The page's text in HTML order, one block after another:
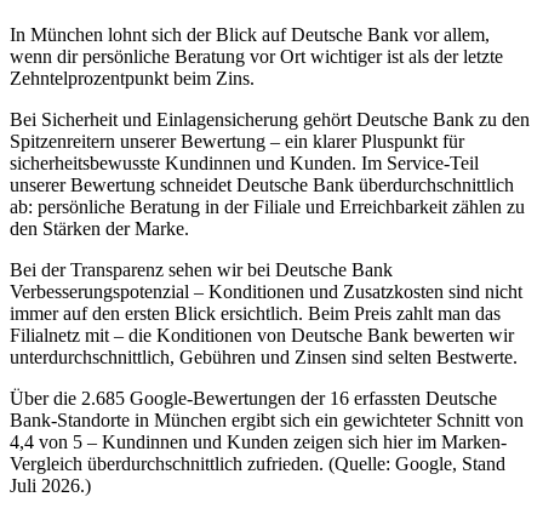
In München lohnt sich der Blick auf Deutsche Bank vor allem,
wenn dir persönliche Beratung vor Ort wichtiger ist als der letzte
Zehntelprozentpunkt beim Zins.
Bei Sicherheit und Einlagensicherung gehört Deutsche Bank zu den
Spitzenreitern unserer Bewertung – ein klarer Pluspunkt für
sicherheitsbewusste Kundinnen und Kunden. Im Service-Teil
unserer Bewertung schneidet Deutsche Bank überdurchschnittlich
ab: persönliche Beratung in der Filiale und Erreichbarkeit zählen zu
den Stärken der Marke.
Bei der Transparenz sehen wir bei Deutsche Bank
Verbesserungspotenzial – Konditionen und Zusatzkosten sind nicht
immer auf den ersten Blick ersichtlich. Beim Preis zahlt man das
Filialnetz mit – die Konditionen von Deutsche Bank bewerten wir
unterdurchschnittlich, Gebühren und Zinsen sind selten Bestwerte.
Über die 2.685 Google-Bewertungen der 16 erfassten Deutsche
Bank-Standorte in München ergibt sich ein gewichteter Schnitt von
4,4 von 5 – Kundinnen und Kunden zeigen sich hier im Marken-
Vergleich überdurchschnittlich zufrieden. (Quelle: Google, Stand
Juli 2026.)